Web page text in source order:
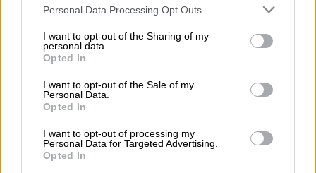
Please note that this website/app uses one or more Google
not limited to your visit or usage behaviour. You may click to
grant or deny consent to Google and its third-party tags to
use your data for below specified purposes in below Google
consent section.
Personal Data Processing Opt Outs
I want to opt-out of the Sharing of my
personal data.
Opted In
I want to opt-out of the Sale of my
Personal Data.
Opted In
I want to opt-out of processing my
Personal Data for Targeted Advertising.
Opted In
Ελλάδα|11.02.2025 15:55
Στο νοσοκομείο η 34χρονη που
κατηγορείται για τη δολοφονία του
συντρόφου της - Έλαβε νέα
προθεσμία για να απολογηθεί